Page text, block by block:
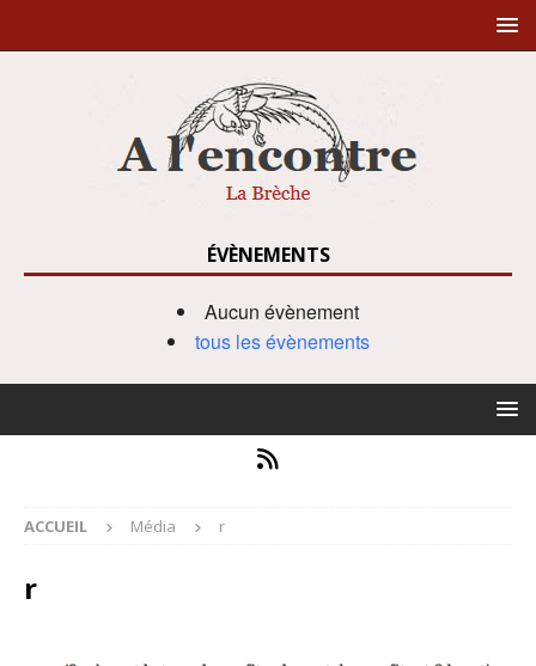
ÉVÈNEMENTS
Aucun évènement
tous les évènements
ACCUEIL Média r
r